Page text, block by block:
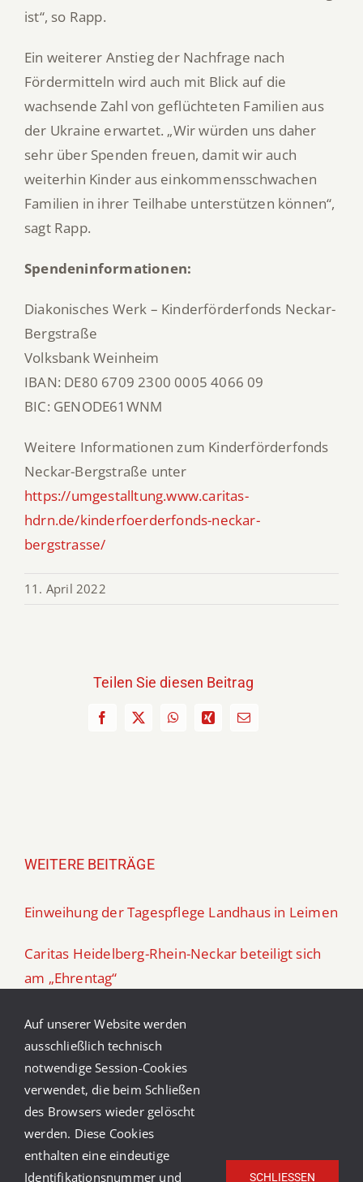
ist“, so Rapp.
Ein weiterer Anstieg der Nachfrage nach
Fördermitteln wird auch mit Blick auf die
wachsende Zahl von geflüchteten Familien aus
der Ukraine erwartet. „Wir würden uns daher
sehr über Spenden freuen, damit wir auch
weiterhin Kinder aus einkommensschwachen
Familien in ihrer Teilhabe unterstützen können“,
sagt Rapp.
Spendeninformationen:
Diakonisches Werk – Kinderförderfonds Neckar-
Bergstraße
Volksbank Weinheim
IBAN: DE80 6709 2300 0005 4066 09
BIC: GENODE61WNM
Weitere Informationen zum Kinderförderfonds
Neckar-Bergstraße unter
https://umgestalltung.www.caritas-
hdrn.de/kinderfoerderfonds-neckar-
bergstrasse/
11. April 2022
Teilen Sie diesen Beitrag
Facebook
X WhatsApp
Xing
E-
WEITERE BEITRÄGE
Einweihung der Tagespflege Landhaus in Leimen
Caritas Heidelberg-Rhein-Neckar beteiligt sich
am „Ehrentag“
Caritas-Ferienfreizeit in Südtirol 2026
Aufruf zu Spenden für die Tafel Schwetzingen
Kinder im Blick – ein Kurs für Eltern in Trennung
Auf unserer Website werden
ausschließlich technisch
notwendige Session-Cookies
verwendet, die beim Schließen
des Browsers wieder gelöscht
werden. Diese Cookies
enthalten eine eindeutige
Identifikationsnummer und
SCHLIESSEN